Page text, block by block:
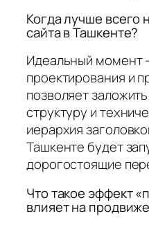
Когда лучше всего
сайта в Ташкенте?
Идеальный момент
проектирования и
позволяет
структуру и
иерархия
Ташкенте будет
дорогостоящие
Что такое эффект
влияет на